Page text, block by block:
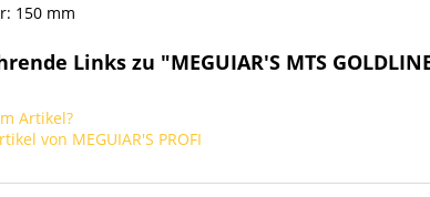
150 mm
Links zu "MEGUIAR'S MTS GOLDLINE
Artikel?
von MEGUIAR'S PROFI